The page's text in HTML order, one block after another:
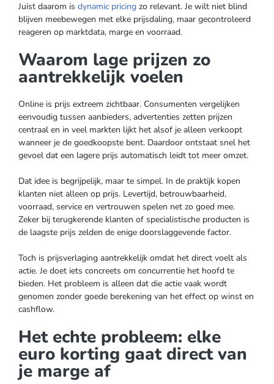
Juist daarom is dynamic pricing zo relevant. Je wilt niet blind
blijven meebewegen met elke prijsdaling, maar gecontroleerd
reageren op marktdata, marge en voorraad.
Waarom lage prijzen zo
aantrekkelijk voelen
Online is prijs extreem zichtbaar. Consumenten vergelijken
eenvoudig tussen aanbieders, advertenties zetten prijzen
centraal en in veel markten lijkt het alsof je alleen verkoopt
wanneer je de goedkoopste bent. Daardoor ontstaat snel het
gevoel dat een lagere prijs automatisch leidt tot meer omzet.
Dat idee is begrijpelijk, maar te simpel. In de praktijk kopen
klanten niet alleen op prijs. Levertijd, betrouwbaarheid,
voorraad, service en vertrouwen spelen net zo goed mee.
Zeker bij terugkerende klanten of specialistische producten is
de laagste prijs zelden de enige doorslaggevende factor.
Toch is prijsverlaging aantrekkelijk omdat het direct voelt als
actie. Je doet iets concreets om concurrentie het hoofd te
bieden. Het probleem is alleen dat die actie vaak wordt
genomen zonder goede berekening van het effect op winst en
cashflow.
Het echte probleem: elke
euro korting gaat direct van
je marge af